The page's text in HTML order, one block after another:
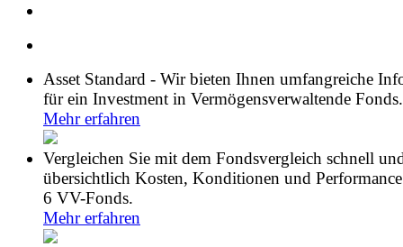
Asset Standard - Wir bieten Ihnen umfangreiche
für ein Investment in Vermögensverwaltende Fonds.
Mehr erfahren
Vergleichen Sie mit dem Fondsvergleich schnell
übersichtlich Kosten, Konditionen und
6 VV-Fonds.
Mehr erfahren